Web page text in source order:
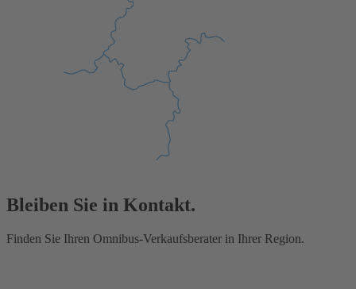
Bleiben Sie in Kontakt.
Finden Sie Ihren Omnibus-Verkaufsberater in Ihrer Region.